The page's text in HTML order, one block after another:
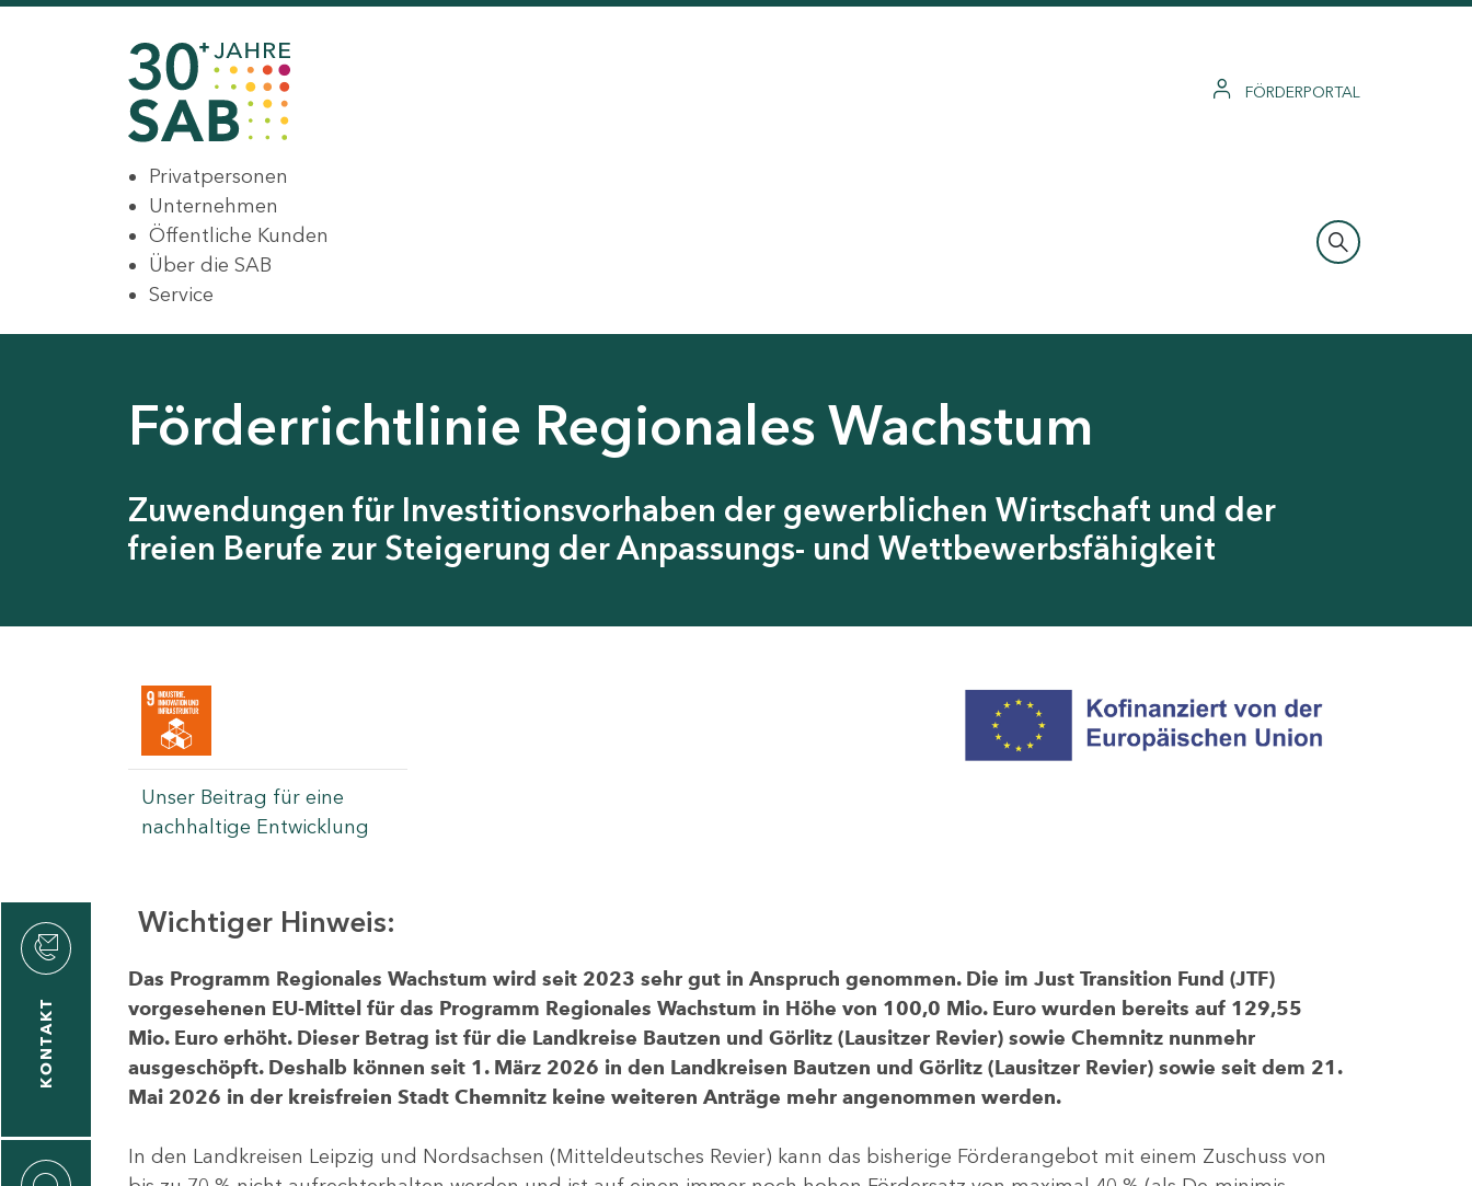
FÖRDERPORTAL
Privatpersonen
Unternehmen
Öffentliche Kunden
Über die SAB
Service
Förderrichtlinie Regionales Wachstum
Zuwendungen für Investitionsvorhaben der gewerblichen Wirtschaft und der
freien Berufe zur Steigerung der Anpassungs- und Wettbewerbsfähigkeit
Unser Beitrag für eine
nachhaltige Entwicklung
KONTAKT
Wichtiger Hinweis:
Das Programm Regionales Wachstum wird seit 2023 sehr gut in Anspruch genommen. Die im Just Transition Fund (JTF)
vorgesehenen EU-Mittel für das Programm Regionales Wachstum in Höhe von 100,0 Mio. Euro wurden bereits auf 129,55
Mio. Euro erhöht. Dieser Betrag ist für die Landkreise Bautzen und Görlitz (Lausitzer Revier) sowie Chemnitz nunmehr
ausgeschöpft. Deshalb können seit 1. März 2026 in den Landkreisen Bautzen und Görlitz (Lausitzer Revier) sowie seit dem 21.
Mai 2026 in der kreisfreien Stadt Chemnitz keine weiteren Anträge mehr angenommen werden.
In den Landkreisen Leipzig und Nordsachsen (Mitteldeutsches Revier) kann das bisherige Förderangebot mit einem Zuschuss von